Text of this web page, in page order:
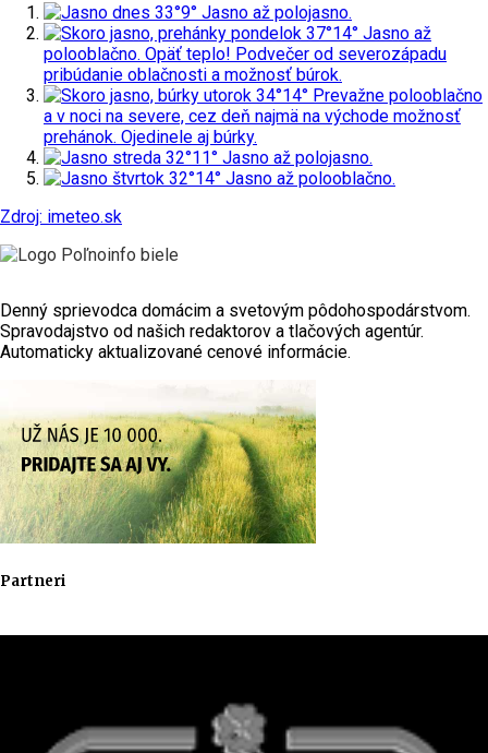
dnes 33°9° Jasno až polojasno.
pondelok 37°14° Jasno až
polooblačno. Opäť teplo! Podvečer od severozápadu
pribúdanie oblačnosti a možnosť búrok.
utorok 34°14° Prevažne polooblačno
a v noci na severe, cez deň najmä na východe možnosť
prehánok. Ojedinele aj búrky.
streda 32°11° Jasno až polojasno.
štvrtok 32°14° Jasno až polooblačno.
Zdroj: imeteo.sk
Denný sprievodca domácim a svetovým pôdohospodárstvom.
Spravodajstvo od našich redaktorov a tlačových agentúr.
Automaticky aktualizované cenové informácie.
Partneri